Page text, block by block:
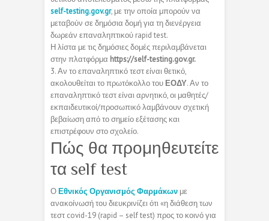
self-testing.gov.gr, με την οποία μπορούν να
μεταβούν σε δημόσια δομή για τη διενέργεια
δωρεάν επαναληπτικού rapid test.
Η λίστα με τις δημόσιες δομές περιλαμβάνεται
στην πλατφόρμα https://self-testing.gov.gr.
3. Αν το επαναληπτικό τεστ είναι θετικό,
ακολουθείται το πρωτόκολλο του ΕΟΔΥ. Αν το
επαναληπτικό τεστ είναι αρνητικό, οι μαθητές/
εκπαιδευτικοί/προσωπικό λαμβάνουν σχετική
βεβαίωση από το σημείο εξέτασης και
επιστρέφουν στο σχολείο.
Πώς θα προμηθευτείτε
τα self test
ΟΕθνικός Οργανισμός Φαρμάκων με
ανακοίνωσή του διευκρινίζει ότι «η διάθεση των
τεστ covid-19 (rapid – self test) προς το κοινό για